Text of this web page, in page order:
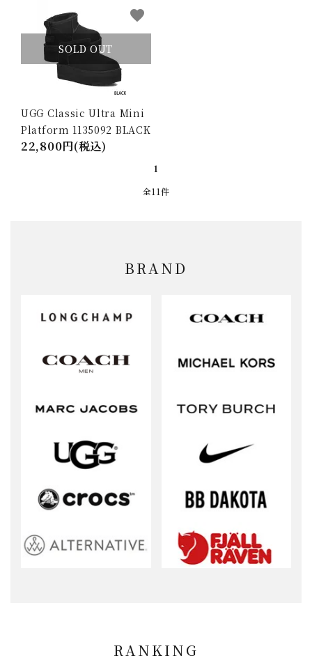
SOLD OUT
UGG Classic Ultra Mini
Platform 1135092 BLACK
22,800円(税込)
favorite
1
全11件
BRAND
RANKING